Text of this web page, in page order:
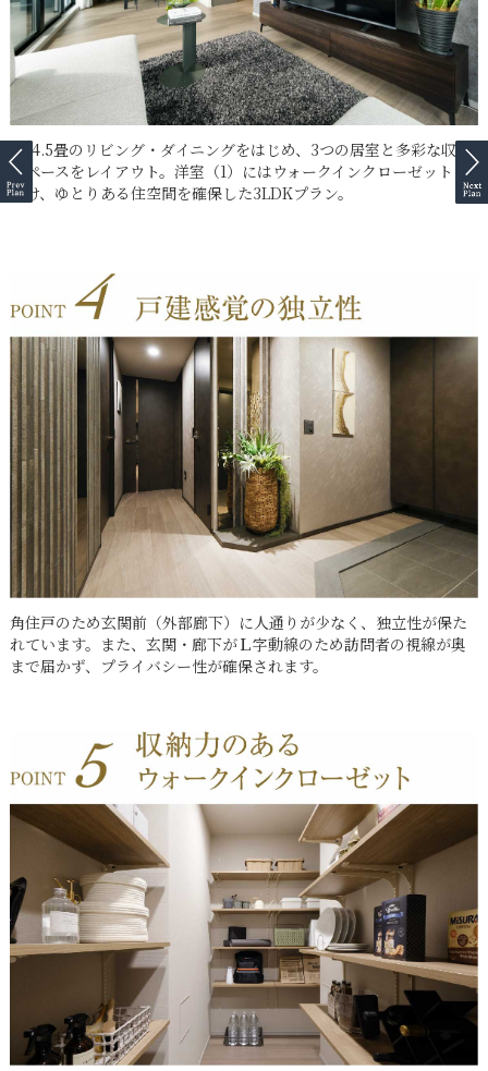
約14.5畳のリビング・ダイニングをはじめ、3つの居室と多彩な収納
スペースをレイアウト。洋室（1）にはウォークインクローゼットを
設け、ゆとりある住空間を確保した3LDKプラン。
角住戸のため玄関前（外部廊下）に人通りが少なく、独立性が保た
れています。また、玄関・廊下がＬ字動線のため訪問者の視線が奥
まで届かず、プライバシー性が確保されます。